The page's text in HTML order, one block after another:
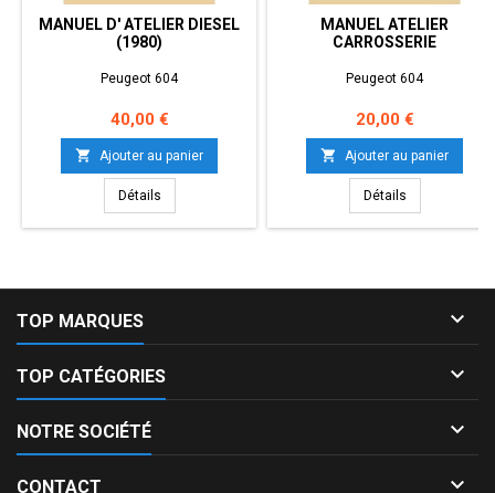
MANUEL D' ATELIER DIESEL
(1980)
Peugeot 604
Prix
40,00 €
 Ajouter au panier
Détails
MANUEL ATELIER
CARROSSERIE
Peugeot 604
Prix
20,00 €
 Ajouter au panier
Détails
TOP MARQUES 
TOP CATÉGORIES 
NOTRE SOCIÉTÉ 
CONTACT 